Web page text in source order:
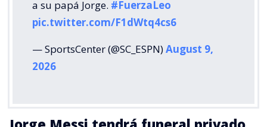
a su papá Jorge. #FuerzaLeo
pic.twitter.com/F1dWtq4cs6
— SportsCenter (@SC_ESPN)August 9,
2026